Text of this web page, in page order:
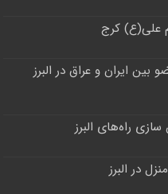
علی(ع) کرج
بین ایران و عراق در البرز
در البرز